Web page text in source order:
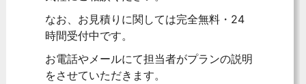
なお、お見積りに関しては完全無料・24
時間受付中です。
お電話やメールにて担当者がプランの説明
をさせていただきます。